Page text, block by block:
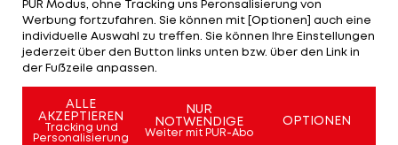
unberechenbarer machen und soll uns so, helfen
mehr Torgefahr zu erzeugen."
Seo erklärt: "Ich bin sehr gespannt auf meine
erste Station in Österreich. Ich habe in
Deutschlandbereits einige wichtige Erfahrungen
PUR Modus, ohne Tracking uns Peronsalisierung von
Werbung fortzufahren. Sie können mit [Optionen] auch eine
individuelle Auswahl zu treffen. Sie können Ihre Einstellungen
jederzeit über den Button links unten bzw. über den Link in
der Fußzeile anpassen.
ALLE
AKZEPTIEREN
Tracking und
Personalisierung
NUR
NOTWENDIGE
Weiter mit PUR-Abo
OPTIONEN